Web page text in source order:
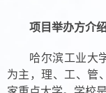
项目举办方介
哈尔滨工业大
为主，理、工、管